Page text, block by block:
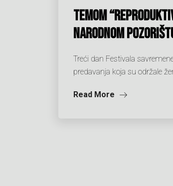
Temom
Narodnom
Treći dan Festivala
predavanja koja su održale
Read More